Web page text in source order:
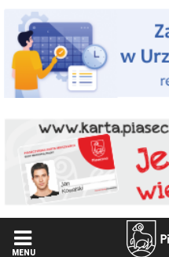
użytkowników
czytników
ekranowych Znajdujesz
się
podstronie
Piaseczyńska
5/2025
Oficjalna
strona
Miasta
MENU